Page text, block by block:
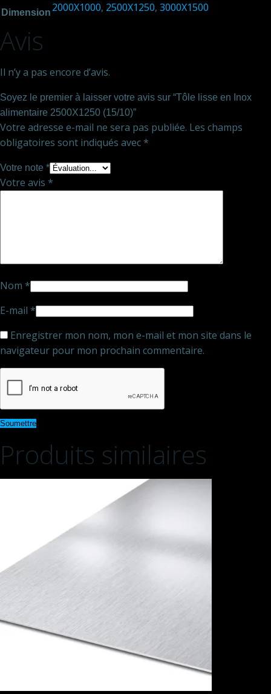
Dimension 2000X1000, 2500X1250, 3000X1500
Avis
Il n’y a pas encore d’avis.
Soyez le premier à laisser votre avis sur “Tôle lisse en Inox
alimentaire 2500X1250 (15/10)”
Votre adresse e-mail ne sera pas publiée. Les champs
obligatoires sont indiqués avec *
Votre note *
Votre avis *
Nom *
E-mail *
Enregistrer mon nom, mon e-mail et mon site dans le
navigateur pour mon prochain commentaire.
Produits similaires